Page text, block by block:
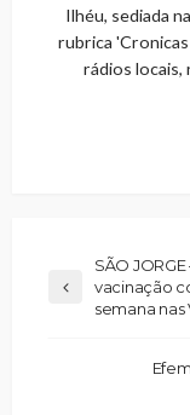
Ilhéu, sediada
rubrica 'Cronicas
rádios locais,
SÃO
vacinação
semana nas